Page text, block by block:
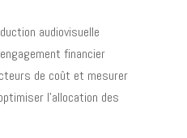
audiovisuelle
financier
de coût et mesurer
l'allocation des